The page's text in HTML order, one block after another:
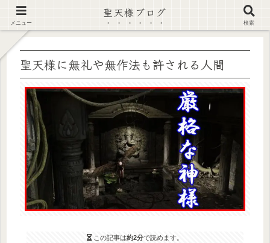
【注意喚起】偽サイト及び偽情報に注意 ▶確認する◀
聖天様に無礼や無作法も許される人間
この記事は約2分で読めます。
メニュー
聖天様ブログ
検索